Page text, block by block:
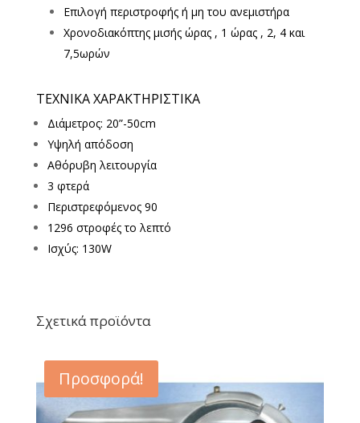
Επιλογή περιστροφής ή μη του ανεμιστήρα
Χρονοδιακόπτης μισής ώρας , 1 ώρας , 2, 4 και
7,5ωρών
ΤΕΧΝΙΚΑ ΧΑΡΑΚΤΗΡΙΣΤΙΚΑ
Διάμετρος: 20”-50cm
Υψηλή απόδοση
Αθόρυβη λειτουργία
3 φτερά
Περιστρεφόμενος 90
1296 στροφές το λεπτό
Ισχύς: 130W
Σχετικά προϊόντα
Προσφορά!